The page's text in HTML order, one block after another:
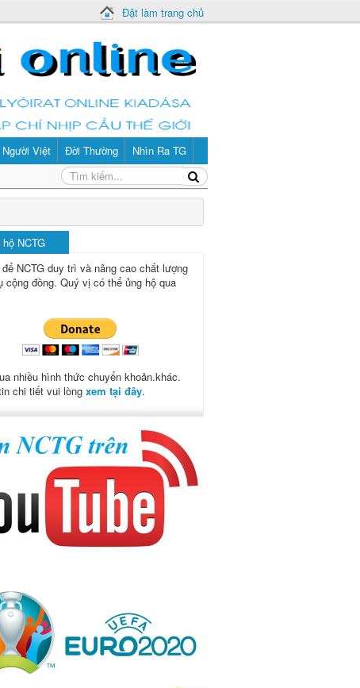
Đặt làm trang chủ
Người Việt Đời Thường Nhìn Ra TG
hộ NCTG
để NCTG duy trì và nâng cao chất lượng
cộng đồng. Quý vị có thể ủng hộ qua
nhiều hình thức chuyển khoản.khác.
chi tiết vui lòng xem tại đây.